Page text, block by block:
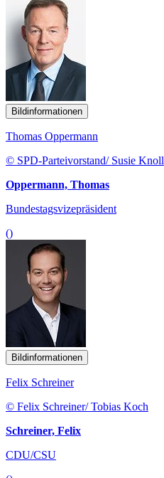
Bildinformationen
Thomas Oppermann
© SPD-Parteivorstand/ Susie Knoll
Oppermann, Thomas
Bundestagsvizepräsident
()
Bildinformationen
Felix Schreiner
© Felix Schreiner/ Tobias Koch
Schreiner, Felix
CDU/CSU